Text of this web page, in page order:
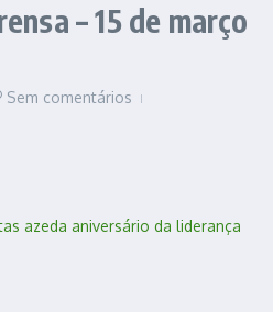
– 15 de março
Sem comentários
azeda aniversário da liderança